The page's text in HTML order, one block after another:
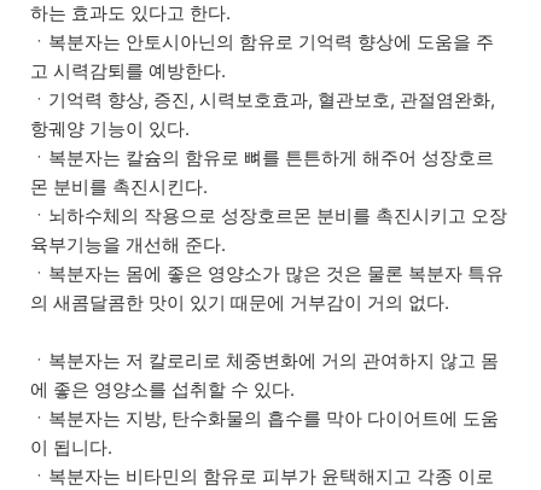
하는 효과도 있다고 한다.
ㆍ복분자는 안토시아닌의 함유로 기억력 향상에 도움을 주
고 시력감퇴를 예방한다.
ㆍ기억력 향상, 증진, 시력보호효과, 혈관보호, 관절염완화,
항궤양 기능이 있다.
ㆍ복분자는 칼슘의 함유로 뼈를 튼튼하게 해주어 성장호르
몬 분비를 촉진시킨다.
ㆍ뇌하수체의 작용으로 성장호르몬 분비를 촉진시키고 오장
육부기능을 개선해 준다.
ㆍ복분자는 몸에 좋은 영양소가 많은 것은 물론 복분자 특유
의 새콤달콤한 맛이 있기 때문에 거부감이 거의 없다.
ㆍ복분자는 저 칼로리로 체중변화에 거의 관여하지 않고 몸
에 좋은 영양소를 섭취할 수 있다.
ㆍ복분자는 지방, 탄수화물의 흡수를 막아 다이어트에 도움
이 됩니다.
ㆍ복분자는 비타민의 함유로 피부가 윤택해지고 각종 이로